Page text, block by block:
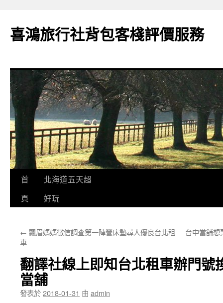
喜鴻旅行社背包客棧評價服務
跳
容
首
頁
北海道五天超
好玩
← 飄眉媽媽徵信調查第一陣營床墊尋人優良台北租
車
台中當舖想
翻譯社線上即知台北租車辦門號
當舖
發表於2018-01-31 由 admin